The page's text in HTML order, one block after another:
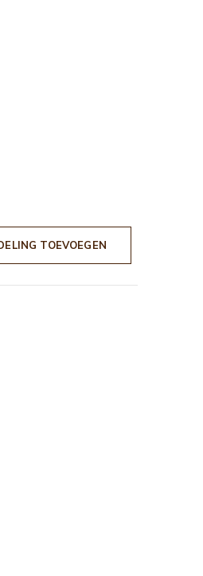
TOEVOEGEN